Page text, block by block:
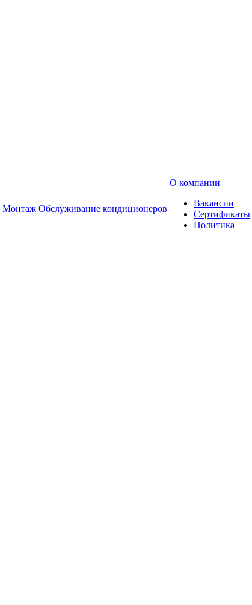
Монтаж Обслуживание кондиционеров
О компании
Вакансии
Сертификаты
Политика